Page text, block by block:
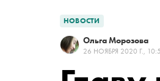
НОВОСТИ
Ольга Морозова
26 НОЯБРЯ 2020 Г.,